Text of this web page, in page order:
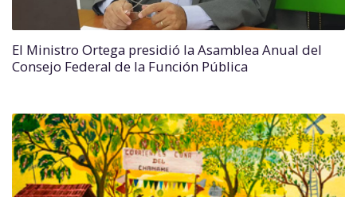
El Ministro Ortega presidió la Asamblea Anual del
Consejo Federal de la Función Pública